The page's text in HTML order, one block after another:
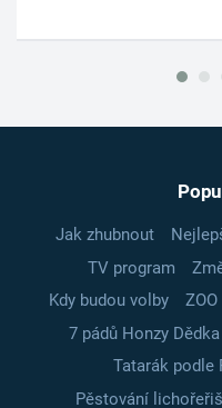
Jak zhubnout
TV program
Kdy budou volby
7 pádů Honzy Dědka
Tatarák podle
Pěstování